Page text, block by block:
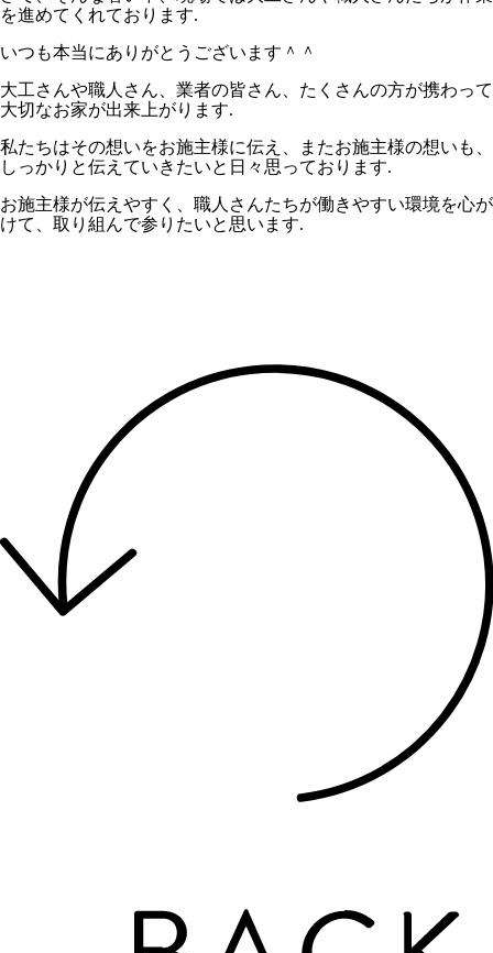
を進めてくれております.
いつも本当にありがとうございます＾＾
大工さんや職人さん、業者の皆さん、たくさんの方が携わって
大切なお家が出来上がります.
私たちはその想いをお施主様に伝え、またお施主様の想いも、
しっかりと伝えていきたいと日々思っております.
お施主様が伝えやすく、職人さんたちが働きやすい環境を心が
けて、取り組んで参りたいと思います.